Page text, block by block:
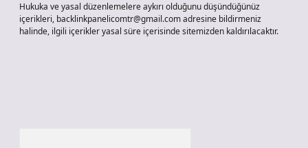
Hukuka ve yasal düzenlemelere aykırı olduğunu düşündüğünüz
içerikleri, backlinkpanelicomtr@gmail.comadresine bildirmeniz
halinde, ilgili içerikler yasal süre içerisinde sitemizden kaldırılacaktır.